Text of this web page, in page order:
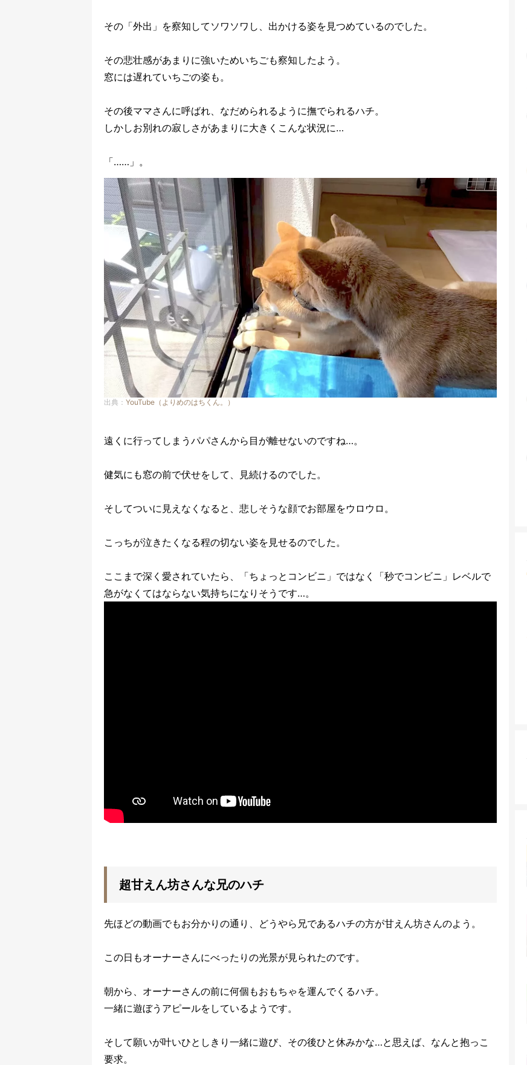
その「外出」を察知してソワソワし、出かける姿を見つめているのでした。
その悲壮感があまりに強いためいちごも察知したよう。
窓には遅れていちごの姿も。
その後ママさんに呼ばれ、なだめられるように撫でられるハチ。
しかしお別れの寂しさがあまりに大きくこんな状況に…
「……」。
出典： YouTube（よりめのはちくん。）
遠くに行ってしまうパパさんから目が離せないのですね…。
健気にも窓の前で伏せをして、見続けるのでした。
そしてついに見えなくなると、悲しそうな顔でお部屋をウロウロ。
こっちが泣きたくなる程の切ない姿を見せるのでした。
ここまで深く愛されていたら、「ちょっとコンビニ」ではなく「秒でコンビニ」レベルで
急がなくてはならない気持ちになりそうです…。
超甘えん坊さんな兄のハチ
先ほどの動画でもお分かりの通り、どうやら兄であるハチの方が甘えん坊さんのよう。
この日もオーナーさんにべったりの光景が見られたのです。
朝から、オーナーさんの前に何個もおもちゃを運んでくるハチ。
一緒に遊ぼうアピールをしているようです。
そして願いが叶いひとしきり一緒に遊び、その後ひと休みかな…と思えば、なんと抱っこ
要求。